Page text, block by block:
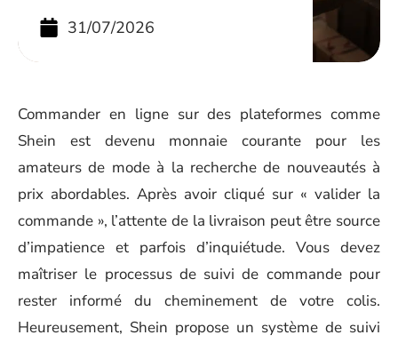
31/07/2026
Commander en ligne sur des plateformes comme
Shein est devenu monnaie courante pour les
amateurs de mode à la recherche de nouveautés à
prix abordables. Après avoir cliqué sur « valider la
commande », l’attente de la livraison peut être source
d’impatience et parfois d’inquiétude. Vous devez
maîtriser le processus de suivi de commande pour
rester informé du cheminement de votre colis.
Heureusement, Shein propose un système de suivi